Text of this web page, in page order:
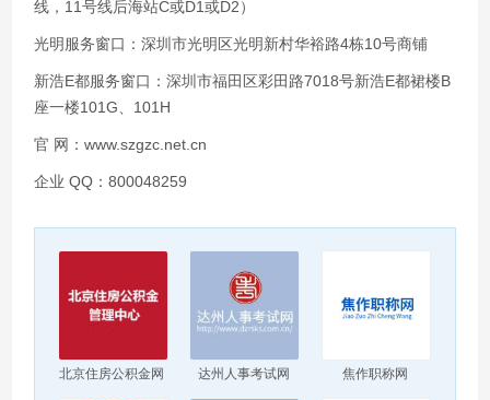
线，11号线后海站C或D1或D2）
光明服务窗口：深圳市光明区光明新村华裕路4栋10号商铺
新浩E都服务窗口：深圳市福田区彩田路7018号新浩E都裙楼B
座一楼101G、101H
官 网：www.szgzc.net.cn
企业 QQ：800048259
北京住房公积金网 达州人事考试网 焦作职称网